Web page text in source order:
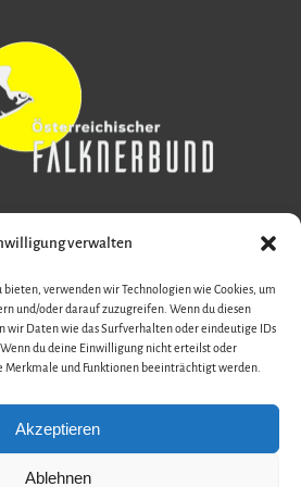
verwalten
verwenden wir Technologien wie Cookies, um
und/oder darauf zuzugreifen. Wenn du diesen
wir Daten wie das Surfverhalten oder eindeutige IDs
du deine Einwilligung nicht erteilst oder
und Funktionen beeinträchtigt werden.
Akzeptieren
Ablehnen